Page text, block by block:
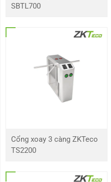
SBTL700
Cổng xoay 3 càng ZKTeco
TS2200